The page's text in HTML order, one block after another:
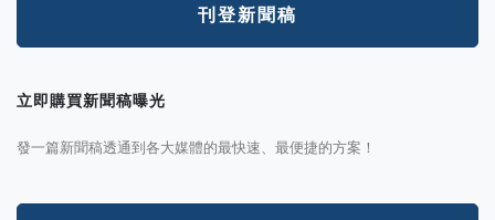
刊登新聞稿
立即購買新聞稿曝光
發一篇新聞稿透通到各大媒體的最快速、最便捷的方案！